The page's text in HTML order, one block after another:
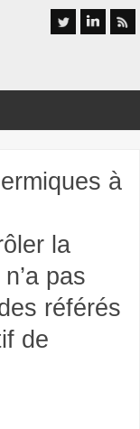
à
la
pas
référés
de